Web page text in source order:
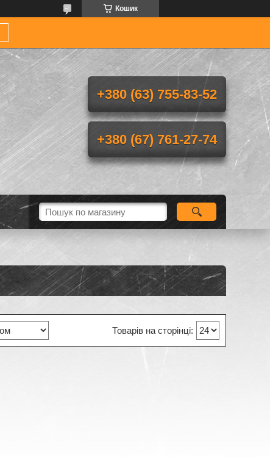
Кошик
+380 (63) 755-83-52
+380 (67) 761-27-74